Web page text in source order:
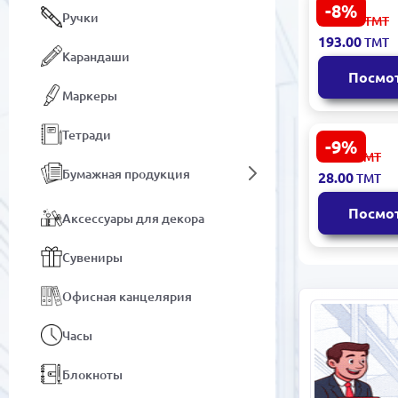
Ручки
Карандаши
Маркеры
Тетради
Бумажная продукция
Аксессуары для декора
Сувениры
Офисная канцелярия
Часы
Блокноты
-8%
Креативный
календарь
00081988 |
Настольный
календарь
212.00 ТМТ
193.00ТМТ
-9%
BK BK-
Настольный
перекидной
календарь
листов
31.00ТМТ
28.00ТМТ